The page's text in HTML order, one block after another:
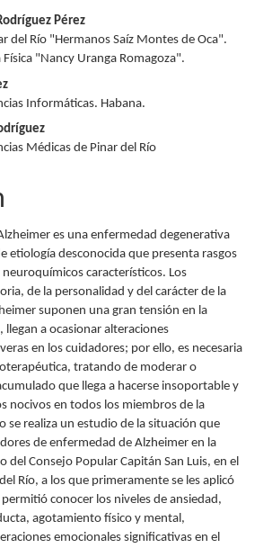
Pérez
del Río "Hermanos Saíz Montes de Oca".
"Nancy Uranga Romagoza".
Informáticas. Habana.
Médicas de Pinar del Río
es una enfermedad degenerativa
etiología desconocida que presenta rasgos
característicos. Los
de la personalidad y del carácter de la
suponen una gran tensión en la
llegan a ocasionar alteraciones
en los cuidadores; por ello, es necesaria
tratando de moderar o
que llega a hacerse insoportable y
nocivos en todos los miembros de la
se realiza un estudio de la situación que
de enfermedad de Alzheimer en la
del Consejo Popular Capitán San Luis, en el
Río, a los que primeramente se les aplicó
conocer los niveles de ansiedad,
agotamiento físico y mental,
emocionales significativas en el